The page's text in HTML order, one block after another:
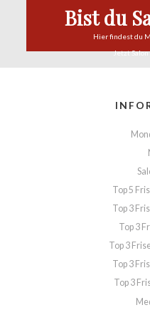
Bist du
Hier findest du
Jetzt Salon
Top 5
Top 3
Top 3
Top 3
Top 3
Top 3